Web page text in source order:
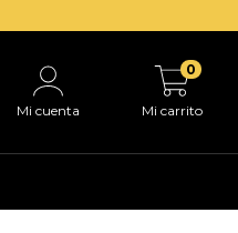
Mi cuenta Mi carrito
0